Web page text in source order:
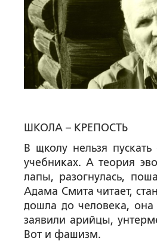
ШКОЛА – КРЕПОСТЬ
В щколу нельзя
учебниках. А теория
лапы, разогнулась,
Адама Смита читает,
дошла до человека, она
заявили арийцы,
Вот и фашизм.